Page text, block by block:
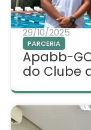
29/10/2025
PARCERIA
Apabb-
do Clube